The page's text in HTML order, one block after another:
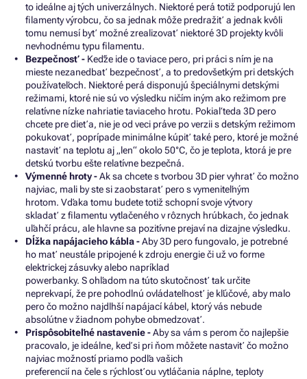
to ideálneajtých univerzálnych. Niektoré perá totiž podporujú len
filamenty výrobcu, čosa jednak môže predražiť a jednak kvôli
tomu nemusí byť možné zrealizovať niektoré3D projekty kvôli
nevhodnému typu filamentu.
Bezpečnosť - Keďže ide o taviace pero, pri práci s ním je na
mieste nezanedbať bezpečnosť, a to predovšetkým pri detských
používateľoch. Niektoré perá disponujú špeciálnymi detskými
režimami, ktoré nie sú vovýsledku ničím iným ako režimom pre
relatívne nízke nahriatie taviaceho hrotu. Pokiaľ teda 3D pero
chcete pre dieťa, nie jeod veci práve poverziisdetským režimom
pokukovať, poprípade minimálne kúpiť také pero, ktoré je možné
nastaviť na teplotu aj „len“ okolo 50°C, čo jeteplota, ktorá je pre
detskú tvorbu ešte relatívne bezpečná.
Výmenné hroty -Aksa chcetestvorbou 3D pier vyhrať čo možno
najviac, mali by stesizaobstarať perosvymeniteľným
hrotom. Vďaka tomu budete totiž schopní svoje výtvory
skladať zfilamentu vytlačenéhovrôznych hrúbkach, čo jednak
uľahčí prácu, ale hlavnesa pozitívne prejaví na dizajne výsledku.
Dĺžka napájacieho kábla -Aby3D pero fungovalo, je potrebné
ho mať neustále pripojené kzdroju energieči užvoforme
elektrickej zásuvky alebo napríklad
powerbanky. Sohľadom na túto skutočnosť tak určite
neprekvapí, že pre pohodlnú ovládateľnosť je kľúčové, aby malo
peročo možno najdlhší napájací kábel, ktorý vás nebude
absolútnevžiadnom pohybe obmedzovať.
Prispôsobiteľné nastavenie -Abysa váms peromčo najlepšie
pracovalo, je ideálne, keďsi pri ňom môžete nastaviť čo možno
najviac možností priamo podľa vašich
preferencií na čeles rýchlosťou vytláčania náplne, teploty